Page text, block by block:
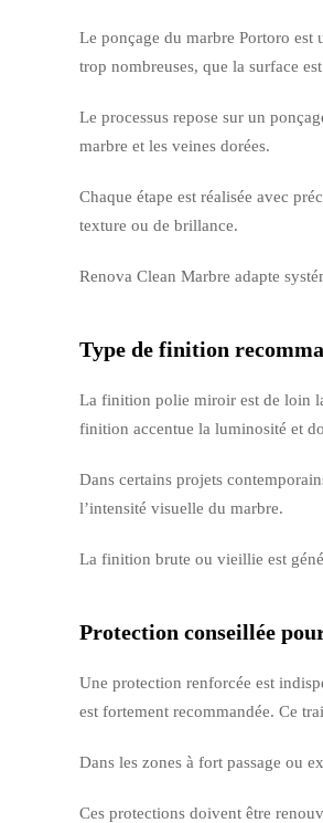
Le ponçage du marbre Portoro est
trop nombreuses, que la surface
Le processus repose sur un
marbre et les veines dorées.
Chaque étape est réalisée avec
texture ou de brillance.
Renova Clean Marbre adapte
Type de finition
La finition polie miroir est de loin
finition accentue la luminosité et
Dans certains projets
l’intensité visuelle du marbre.
La finition brute ou vieillie est
Protection conseillée
Une protection renforcée est
est fortement recommandée. Ce
Dans les zones à fort passage ou
Ces protections doivent être